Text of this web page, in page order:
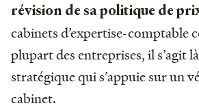
révision de sa politique de
cabinets d’expertise-comptable
plupart des entreprises, il s’agit
stratégique qui s’appuie sur un
cabinet.